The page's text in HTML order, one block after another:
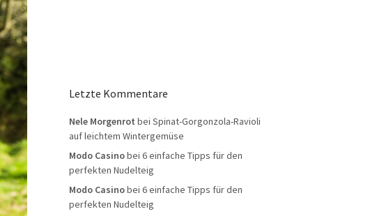
Letzte Kommentare
Nele Morgenrot bei Spinat-Gorgonzola-Ravioli
auf leichtem Wintergemüse
Modo Casinobei 6 einfache Tipps für den
perfekten Nudelteig
Modo Casinobei 6 einfache Tipps für den
perfekten Nudelteig